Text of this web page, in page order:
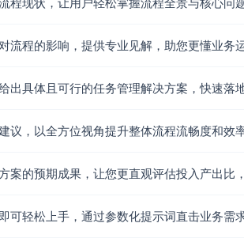
培训：
分析关键指标（如线索转化率、合同签署时间、
后支持过程中引入工单管理系统（如Zendesk）
:
流程的影响，提供专业见解，助您更懂业务运
出具体且可行的任务管理解决方案，快速落
议，以全方位视角提升整体流程流畅度和效率
案的预期成果，让您更直观评估投入产出比
可轻松上手，通过参数化提示词直击业务需求